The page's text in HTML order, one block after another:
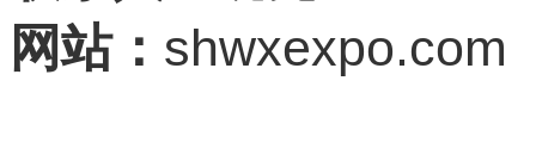
网站： shwxexpo.com